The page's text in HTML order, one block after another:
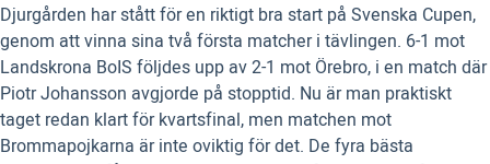
Djurgården har stått för en riktigt bra start på Svenska Cupen,
genom att vinna sina två första matcher i tävlingen. 6-1 mot
Landskrona BoIS följdes upp av 2-1 mot Örebro, i en match där
Piotr Johansson avgjorde på stopptid. Nu är man praktiskt
taget redan klart för kvartsfinal, men matchen mot
Brommapojkarna är inte oviktig för det. De fyra bästa